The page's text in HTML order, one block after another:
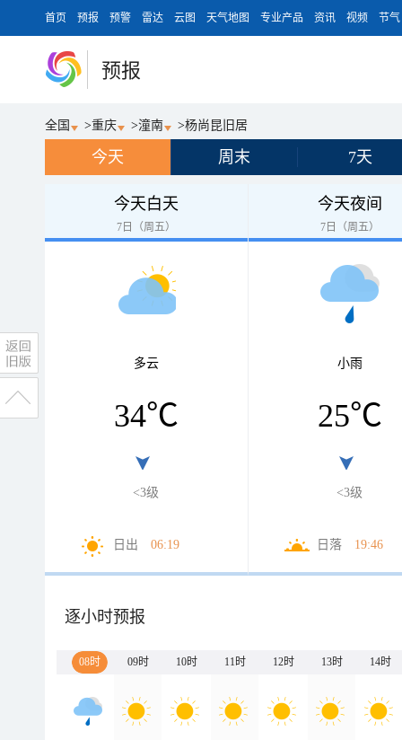
首页 预报 预警 雷达 云图 天气地图 专业产品 资讯 视频 节气
预报
全国 >重庆 >潼南 >杨尚昆旧居
今天 周末 7天
今天白天
7日（周五）
多云
34℃
<3级
日出 06:19
今天夜间
7日（周五）
小雨
25℃
<3级
日落 19:46
逐小时预报
08时 09时 10时 11时 12时 13时 14时